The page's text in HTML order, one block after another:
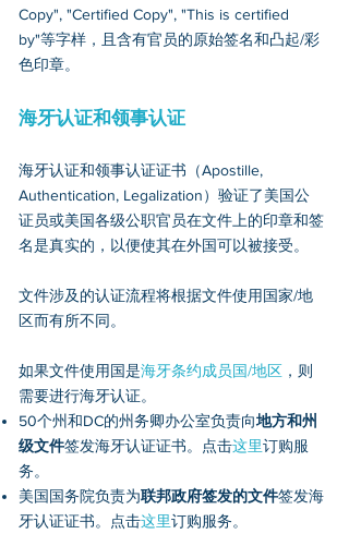
Copy", "Certified Copy", "This is certified
by"等字样，且含有官员的原始签名和凸起/彩
色印章。
海牙认证和领事认证
海牙认证和领事认证证书（Apostille,
Authentication, Legalization）验证了美国公
证员或美国各级公职官员在文件上的印章和签
名是真实的，以便使其在外国可以被接受。
文件涉及的认证流程将根据文件使用国家/地
区而有所不同。
如果文件使用国是海牙条约成员国/地区 ，则
需要进行海牙认证。
50个州和DC的州务卿办公室负责向地方和州
级文件签发海牙认证证书。点击这里订购服
务。
美国国务院负责为联邦政府签发的文件签发海
牙认证证书。点击这里订购服务。